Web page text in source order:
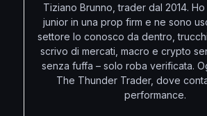
Tiziano Brunno, trader dal 2014.
junior in una prop firm e ne sono
settore lo conosco da dentro,
scrivo di mercati, macro e crypto
senza fuffa – solo roba verificata.
The Thunder Trader, dove
performance.